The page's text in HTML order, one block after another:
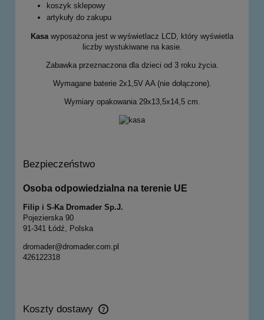
koszyk sklepowy
artykuły do zakupu
Kasa wyposażona jest w wyświetlacz LCD, który wyświetla
liczby wystukiwane na kasie.
Zabawka przeznaczona dla dzieci od 3 roku życia.
Wymagane baterie 2x1,5V AA (nie dołączone).
Wymiary opakowania 29x13,5x14,5 cm.
Bezpieczeństwo
Osoba odpowiedzialna na terenie UE
Filip i S-Ka Dromader Sp.J.
Pojezierska 90
91-341 Łódź, Polska
dromader@dromader.com.pl
426122318
Koszty dostawy
Cena nie zawiera ewentualnych kosztów płatności